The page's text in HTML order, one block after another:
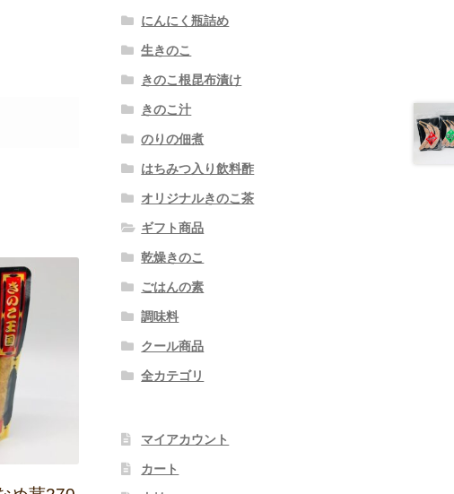
にんにく瓶詰め
生きのこ
きのこ根昆布漬け
きのこ汁
のりの佃煮
はちみつ入り飲料酢
オリジナルきのこ茶
ギフト商品
乾燥きのこ
ごはんの素
調味料
クール商品
全カテゴリ
マイアカウント
カート